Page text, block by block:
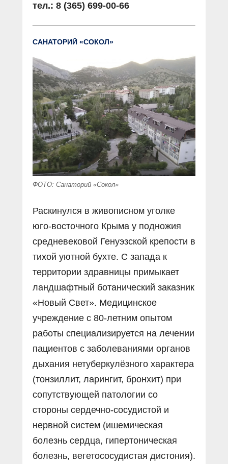
тел.: 8 (365) 699-00-66
САНАТОРИЙ «СОКОЛ»
ФОТО: Санаторий «Сокол»
Раскинулся в живописном уголке
юго-восточного Крыма у подножия
средневековой Генуэзской крепости в
тихой уютной бухте. С запада к
территории здравницы примыкает
ландшафтный ботанический заказник
«Новый Свет». Медицинское
учреждение с 80-летним опытом
работы специализируется на лечении
пациентов с заболеваниями органов
дыхания нетуберкулёзного характера
(тонзиллит, ларингит, бронхит) при
сопутствующей патологии со
стороны сердечно-сосудистой и
нервной систем (ишемическая
болезнь сердца, гипертоническая
болезнь, вегетососудистая дистония).